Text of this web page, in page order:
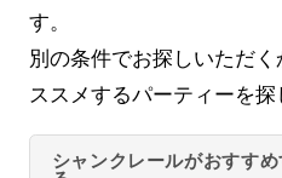
す。
別の条件でお探しいただ
ススメするパーティーを
シャンクレールがおすす